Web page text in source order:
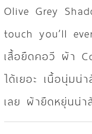
Olive Grey
touch you’ll
เสื้อยืดคอวี ผ้า
ได้เยอะ เนื้อนุ่มน่
เลย ผ้ายืดหยุ่นน่